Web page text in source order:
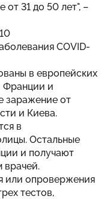
от 31 до 50 лет", –
COVID-
в европейских
Франции и
заражение от
и Киева.
в
Остальные
и получают
врачей.
или опровержения
тестов,